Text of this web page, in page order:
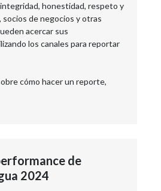
honestidad, respeto y
socios de negocios y otras
acercar sus
los canales para reportar
cómo hacer un reporte,
de
2024